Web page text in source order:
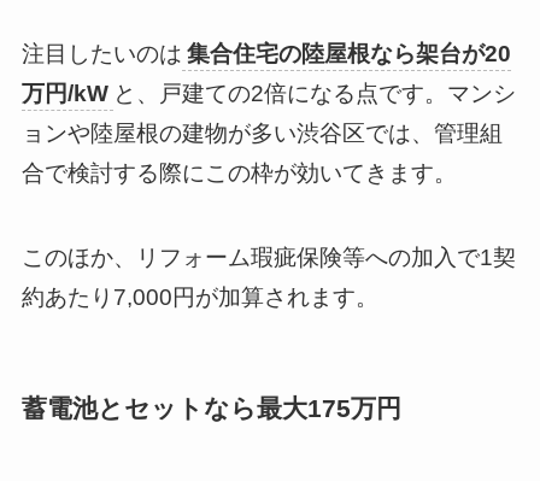
注目したいのは 集合住宅の陸屋根なら架台が20
万円/kW と、戸建ての2倍になる点です。マンシ
ョンや陸屋根の建物が多い渋谷区では、管理組
合で検討する際にこの枠が効いてきます。
このほか、リフォーム瑕疵保険等への加入で1契
約あたり7,000円が加算されます。
蓄電池とセットなら最大175万円